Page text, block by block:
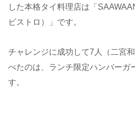
した本格タイ料理店は「
ビストロ）」です。
チャレンジに成功して7人（二宮
べたのは、ランチ限定ハンバーガ
す。